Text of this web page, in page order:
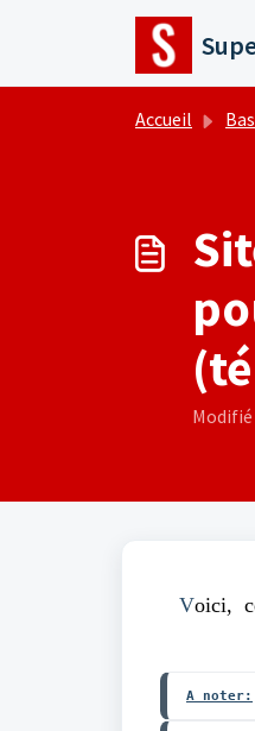
Passer au
Accueil Base
Modifié
Voici,
A noter: